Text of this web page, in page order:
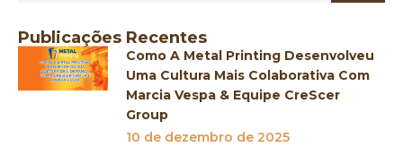
Publicações Recentes
Como A Metal Printing Desenvolveu
Uma Cultura Mais Colaborativa Com
Marcia Vespa & Equipe CreScer
Group
10 de dezembro de 2025